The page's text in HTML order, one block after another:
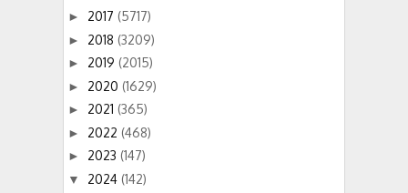
► 2017 (5717)
► 2018 (3209)
► 2019 (2015)
► 2020 (1629)
► 2021 (365)
► 2022 (468)
► 2023 (147)
▼ 2024 (142)